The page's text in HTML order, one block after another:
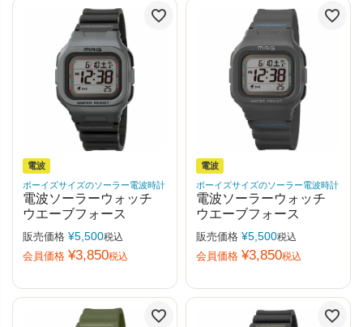
電波
ボーイズサイズのソーラー電波時計
電波ソーラーウォッチ
ウエーブフォース
販売価格 ¥5,500税込
会員価格 ¥3,850税込
電波
ボーイズサイズのソーラー電波時計
電波ソーラーウォッチ
ウエーブフォース
販売価格 ¥5,500税込
会員価格 ¥3,850税込